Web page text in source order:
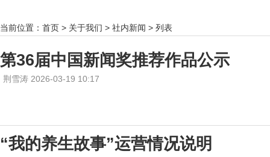
当前位置： 首页 > 关于我们 > 社内新闻 > 列表
第36届中国新闻奖推荐作品公示
荆雪涛 2026-03-19 10:17
“我的养生故事”运营情况说明